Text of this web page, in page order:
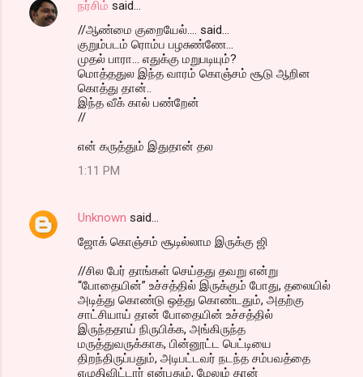
நர்சிம் said…
//ஆண்மை குறையேல்.... said...
குறும்ப‌ட‌ம் ரொம்ப‌ ப‌ழ‌சுண்ணே...
முத‌ல் பாரா... எதுக்கு ம‌றுப‌டியும்?
மொத்த‌துல‌ இந்த‌ வார‌ம் கொஞ்ச‌ம் சூடு ஆறின‌
கொத்து தான்..
இந்த‌ வீக் கால் ப‌ண்றேன்
//
என் கருத்தும் இதுதான் தல
1:11 PM
Unknown said…
ஜோக் கொஞ்சம் சூடில்லாம இருக்கு ஜி
//சில பேர் தாங்கள் செய்தது தவறு என்று
“போதையின்” உச்சத்தில் இருக்கும் போது, தலையில்
அடித்து கொண்டு ஒத்து கொண்டதும், அதற்கு
சாட்சியாய் தான் போதையின் உச்சத்தில்
இருந்ததாய் நிருபிக்க, அங்கிருந்த
மருத்துவருக்காக, பின்னூட்ட பெட்டியை
திறந்திருப்பதும், அடிபட்டவர் நடந்த சம்பவத்தை
எழுதிவிட்டார் என்பதும், மேலும் தான்